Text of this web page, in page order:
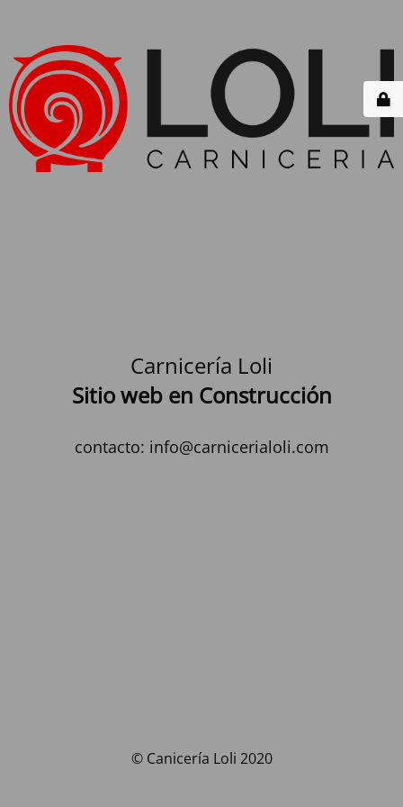
Carnicería Loli
Sitio web en Construcción
contacto: info@carnicerialoli.com
© Canicería Loli 2020